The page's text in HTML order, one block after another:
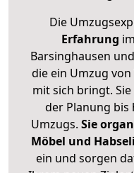
Die
Erfahrung
Barsinghausen
die ein Umzug
mit sich bringt.
der Planung
Umzugs. Sie
Möbel und
ein und sorgen